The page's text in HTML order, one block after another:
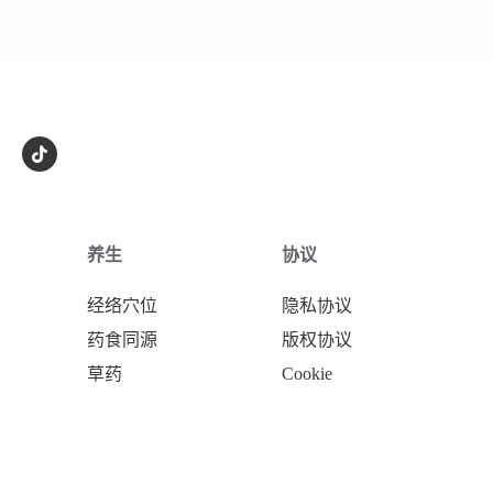
养生
经络穴位
药食同源
草药
协议
隐私协议
版权协议
Cookie